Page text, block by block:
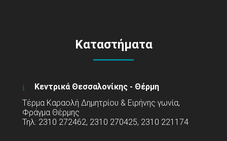
Καταστήματα
Κεντρικά Θεσσαλονίκης - Θέρμη
Τέρμα Καραολή Δημητρίου & Ειρήνης γωνία,
Φράγμα Θέρμης
Τηλ: 2310 272462, 2310 270425, 2310 221174